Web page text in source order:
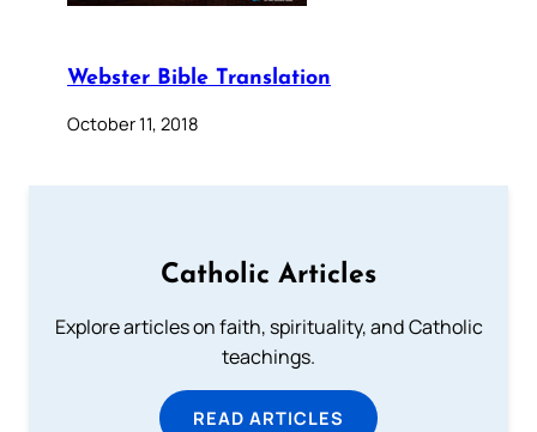
Webster Bible Translation
October 11, 2018
Catholic Articles
Explore articles on faith, spirituality, and Catholic
teachings.
READ ARTICLES